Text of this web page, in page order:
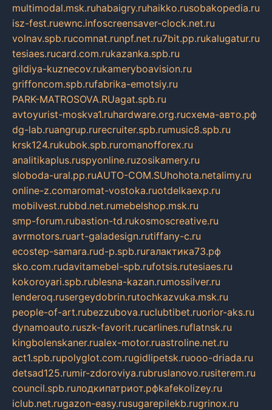
multimodal.msk.ruhabaigry.ruhaikko.rusobakopedia.ru
isz-fest.ruewnc.infoscreensaver-clock.net.ru
volnav.spb.rucomnat.runpf.net.ru7bit.pp.rukalugatur.ru
tesiaes.rucard.com.rukazanka.spb.ru
gildiya-kuznecov.rukameryboavision.ru
griffoncom.spb.rufabrika-emotsiy.ru
PARK-MATROSOVA.RUagat.spb.ru
avtoyurist-moskva1.ruhardware.org.ruсхема-авто.рф
dg-lab.ruangrup.rurecruiter.spb.rumusic8.spb.ru
krsk124.rukubok.spb.ruromanofforex.ru
analitikaplus.ruspyonline.ruzosikamery.ru
sloboda-ural.pp.ruAUTO-COM.SUhohota.netalimy.ru
online-z.comaromat-vostoka.ruotdelkaexp.ru
mobilvest.rubbd.net.rumebelshop.msk.ru
smp-forum.rubastion-td.rukosmoscreative.ru
avrmotors.ruart-galadesign.rutiffany-c.ru
ecostep-samara.rud-p.spb.ruгалактика73.рф
sko.com.rudavitamebel-spb.rufotsis.rutesiaes.ru
kokoroyari.spb.rublesna-kazan.rumossilver.ru
lenderoq.rusergeydobrin.rutochkazvuka.msk.ru
people-of-art.rubezzubova.ruclubtibet.ruorior-aks.ru
dynamoauto.ruszk-favorit.rucarlines.ruflatnsk.ru
kingbolenskaner.rualex-motor.ruastroline.net.ru
act1.spb.rupolyglot.com.rugidlipetsk.ruooo-driada.ru
detsad125.rumir-zdoroviya.rubruslanovo.rusiterem.ru
council.spb.ruлодкипатриот.рфkafekolizey.ru
iclub.net.rugazon-easy.rusugarepilekb.rugrinox.ru